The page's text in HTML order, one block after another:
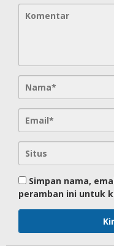
Simpan nama,
peramban ini untuk